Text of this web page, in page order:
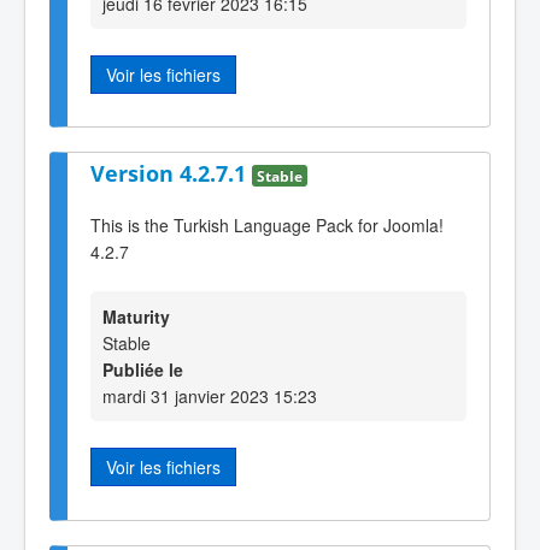
Voir les fichiers
Version 4.2.7.1 Stable
This is the Turkish Language Pack for Joomla!
4.2.7
Maturity
Stable
Publiée le
mardi 31 janvier 2023 15:23
Voir les fichiers